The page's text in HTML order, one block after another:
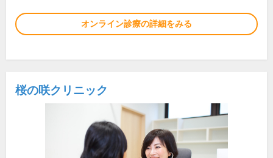
オンライン診療の詳細をみる
桜の咲クリニック